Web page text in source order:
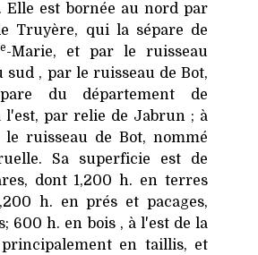
Elle est bornée au nord par
Truyère, qui la sépare de
-Marie, et par le ruisseau
sud , par le ruisseau de Bot,
du département de
l'est, par relie de Jabrun ; à
le ruisseau de Bot, nommé
Sa superficie est de
dont 1,200 h. en terres
h. en prés et pacages,
600 h. en bois , à l'est de la
en taillis, et